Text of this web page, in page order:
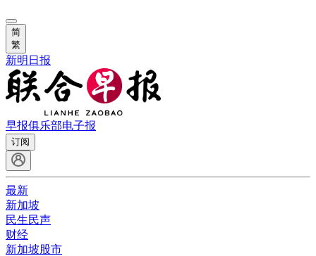
简
繁
新明日报
早报俱乐部电子报
订阅
最新
新加坡
民生民声
财经
新加坡股市